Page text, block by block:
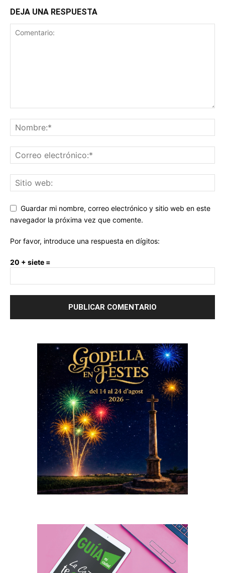
DEJA UNA RESPUESTA
Guardar mi nombre, correo electrónico y sitio web en este
navegador la próxima vez que comente.
Por favor, introduce una respuesta en dígitos:
20 + siete =